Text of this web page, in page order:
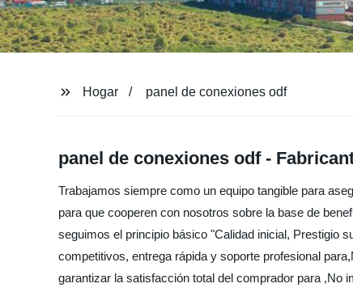
Hogar panel de conexiones odf
panel de conexiones odf -
Trabajamos siempre como un equipo tangible para
para que cooperen con nosotros sobre la base de
seguimos el principio básico "Calidad inicial, Prestigio
competitivos, entrega rápida y soporte profesional
garantizar la satisfacción total del comprador para ,No